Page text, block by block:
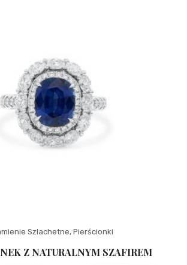
Szlachetne, Pierścionki
Z NATURALNYM SZAFIREM